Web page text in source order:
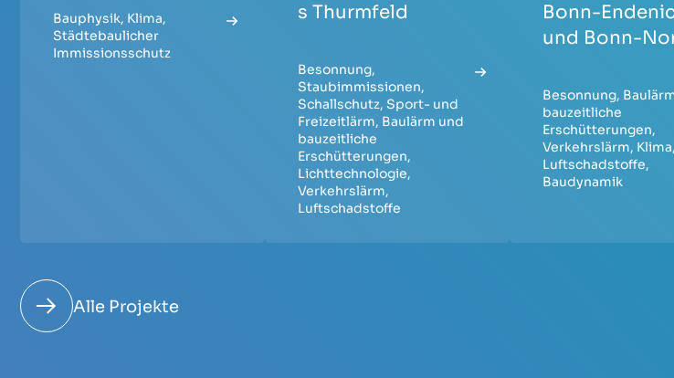
Bauphysik, Klima,
Städtebaulicher
Immissionsschutz
s Thurmfeld
Besonnung,
Staubimmissionen,
Schallschutz, Sport- und
Freizeitlärm, Baulärm und
bauzeitliche
Erschütterungen,
Lichttechnologie,
Verkehrslärm,
Luftschadstoffe
Bonn-
und Bonn-
Besonnung,
bauzeitliche
Erschütterungen,
Verkehrslärm, Klima,
Luftschadstoffe,
Baudynamik
Alle Projekte